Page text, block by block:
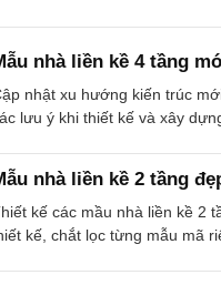
nhà liền kề 4 tầng
nhật xu hướng kiến trúc
lưu ý khi thiết kế và xây
nhà liền kề 2 tầng
kế các mầu nhà liền kề 2
kế, chắt lọc từng mẫu mã